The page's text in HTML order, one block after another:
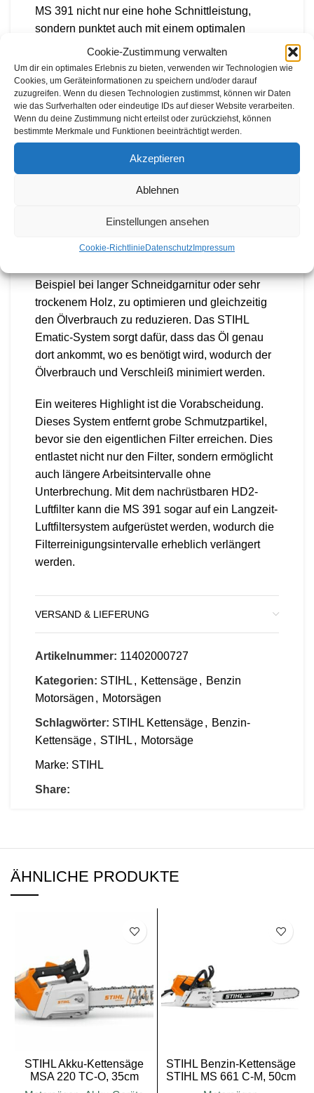
Cookie-Zustimmung verwalten
Um dir ein optimales Erlebnis zu bieten, verwenden wir Technologien wie
Cookies, um Geräteinformationen zu speichern und/oder darauf
zuzugreifen. Wenn du diesen Technologien zustimmst, können wir Daten
wie das Surfverhalten oder eindeutige IDs auf dieser Website verarbeiten.
Wenn du deine Zustimmung nicht erteilst oder zurückziehst, können
bestimmte Merkmale und Funktionen beeinträchtigt werden.
Akzeptieren
Ablehnen
Einstellungen ansehen
Cookie-Richtlinie Datenschutz Impressum
MS 391 nicht nur eine hohe Schnittleistung,
sondern punktet auch mit einem optimalen
Leistungsgewicht von 1,9 kg/kW.
Ein herausragendes Merkmal der STIHL MS 391
ist das Dekompressionsventil, das die Zugkraft
beim Anwerfen erheblich reduziert und damit ein
einfaches und kraftsparendes Starten ermöglicht.
Anwender im Blick hat.
Die Kettensäge verfügt über eine
ermöglicht Anwendern, die Schmierung bei
Beispiel bei langer Schneidgarnitur oder sehr
trockenem Holz, zu optimieren und gleichzeitig
den Ölverbrauch zu reduzieren. Das STIHL
Ematic-System sorgt dafür, dass das Öl genau
dort ankommt, wo es benötigt wird, wodurch der
Ölverbrauch und Verschleiß minimiert werden.
Ein weiteres Highlight ist die Vorabscheidung.
Dieses System entfernt grobe Schmutzpartikel,
bevor sie den eigentlichen Filter erreichen. Dies
entlastet nicht nur den Filter, sondern ermöglicht
auch längere Arbeitsintervalle ohne
Unterbrechung. Mit dem nachrüstbaren HD2-
Luftfilter kann die MS 391 sogar auf ein Langzeit-
Luftfiltersystem aufgerüstet werden, wodurch die
Filterreinigungsintervalle erheblich verlängert
werden.
VERSAND & LIEFERUNG
Artikelnummer: 11402000727
Kategorien: STIHL , Kettensäge, Benzin
Motorsägen , Motorsägen
Schlagwörter: STIHL Kettensäge, Benzin-
Kettensäge, STIHL , Motorsäge
Marke: STIHL
Share:
ÄHNLICHE PRODUKTE
STIHL Akku-Kettensäge
MSA 220 TC-O, 35cm
Schienenlänge
STIHL Benzin-Kettensäge
STIHL MS 661 C-M, 50cm
Schienenlänge